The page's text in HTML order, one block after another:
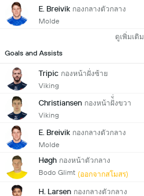
E. Breivik กองกลางตัวกลาง
Molde
ดูเพิ่มเติม
Goals and Assists
Tripic กองหน้าฝั่งซ้าย
Viking
Christiansen กองหน้าฝั่ั่งขวา
Viking
E. Breivik กองกลางตัวกลาง
Molde
Høgh กองหน้าตัวกลาง
Bodo Glimt (ออกจากสโมสร)
H. Larsen กองกลางตัวกลาง